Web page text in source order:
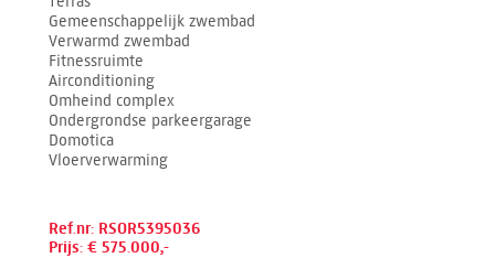
Gemeenschappelijk zwembad
Verwarmd zwembad
Fitnessruimte
Airconditioning
Omheind complex
Ondergrondse parkeergarage
Domotica
Vloerverwarming
Ref.nr: RSOR5395036
Prijs: € 575.000,-